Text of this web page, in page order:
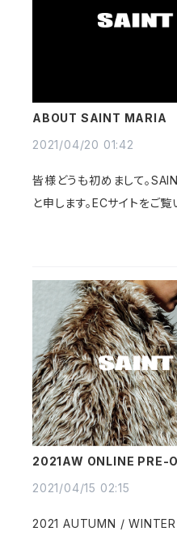
ABOUT SAINT MARIA
2021/04/20 01:42
皆様どうも初めまして。
と申します。ECサイトをご
2021AW ONLINE PRE-
2021/04/15 02:15
2021 AUTUMN /